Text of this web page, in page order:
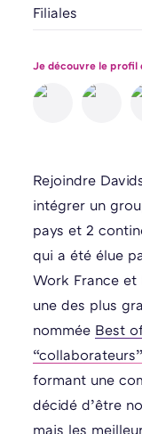
Je découvre le profil
Rejoindre
intégrer un
pays et 2
qui a été élue
Work France et
une des plus
nommée Best
formant une
décidé d’être
mais les